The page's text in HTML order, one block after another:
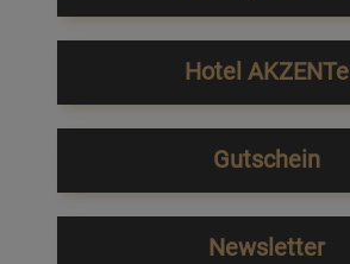
Hotel AKZENTe
Gutschein
Newsletter